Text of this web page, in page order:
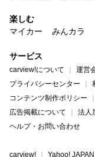
楽しむ
マイカー
みんカラ
サービス
carview!について 運営
プライバシーセンター
コンテンツ制作ポリシー
広告掲載について
法人
ヘルプ・お問い合わせ
carview! Yahoo! JAPAN